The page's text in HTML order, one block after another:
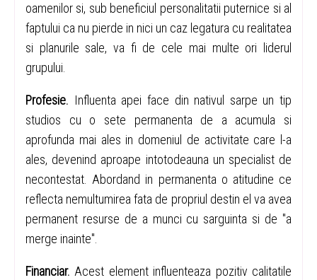
oamenilor si, sub beneficiul personalitatii puternice si al
faptului ca nu pierde in nici un caz legatura cu realitatea
si planurile sale, va fi de cele mai multe ori liderul
grupului.
Profesie. Influenta apei face din nativul sarpe un tip
studios cu o sete permanenta de a acumula si
aprofunda mai ales in domeniul de activitate care l-a
ales, devenind aproape intotodeauna un specialist de
necontestat. Abordand in permanenta o atitudine ce
reflecta nemultumirea fata de propriul destin el va avea
permanent resurse de a munci cu sarguinta si de "a
merge inainte".
Financiar. Acest element influenteaza pozitiv calitatile